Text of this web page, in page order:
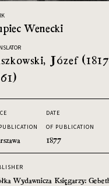
Wenecki
Józef
DATE
OF PUBLICATION
1877
Wydawnicza Księgarzy: